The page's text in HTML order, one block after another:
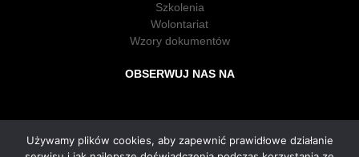
Szkolenia
Wolontariat
Wzory dokumentów
OBSERWUJ NAS NA
Używamy plików cookies, aby zapewnić prawidłowe działanie